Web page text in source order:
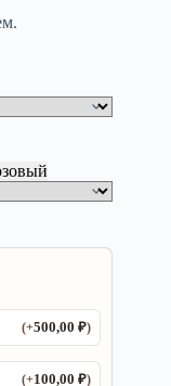
(+500,00₽)
(+100,00₽)